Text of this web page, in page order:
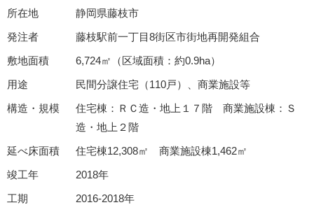
所在地
静岡県藤枝市
発注者
藤枝駅前一丁目8街区市街地再開発組合
敷地面積
6,724㎡（区域面積：約0.9ha）
用途
民間分譲住宅（110戸）、商業施設等
構造・規模
住宅棟：ＲＣ造・地上１７階 商業施設棟：Ｓ
造・地上２階
延べ床面積
住宅棟12,308㎡ 商業施設棟1,462㎡
竣工年
2018年
工期
2016-2018年